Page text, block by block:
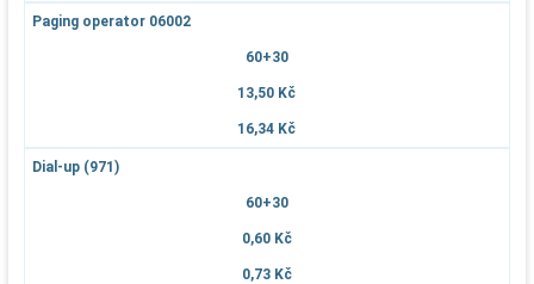
Paging operator 06002
60+30
13,50 Kč
16,34 Kč
Dial-up (971)
60+30
0,60 Kč
0,73 Kč